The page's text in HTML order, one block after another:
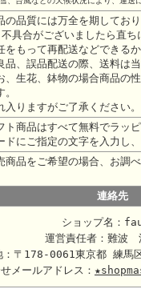
の品質には万全を期してお
具合がございましたら直ち
をもって再配送などできる
品、誤品配送の際、送料は
、生花、鉢物の場合商品の
。
入りますがご了承ください。
ト商品はすべて無料でラッピ
ドにご指定の文字を入力し
商品をご希望の場合、お調
連絡先
ショップ名：
運営責任者：難波
：〒178-0061東京都 練馬
メールアドレス：